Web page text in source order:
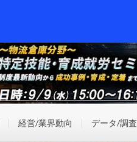
経営/業界動向 データ/調査